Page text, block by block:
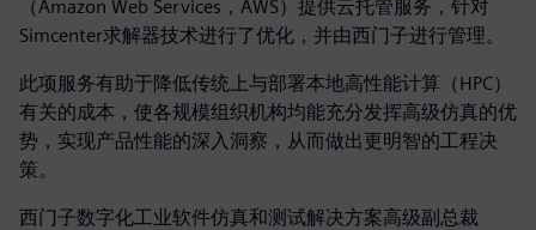
（Amazon Web Services，AWS）提供云托管服务，针对
Simcenter求解器技术进行了优化，并由西门子进行管理。
此项服务有助于降低传统上与部署本地高性能计算（HPC）
有关的成本，使各规模组织机构均能充分发挥高级仿真的优
势，实现产品性能的深入洞察，从而做出更明智的工程决
策。
西门子数字化工业软件仿真和测试解决方案高级副总裁